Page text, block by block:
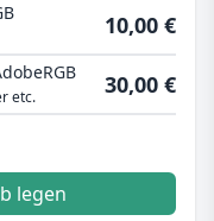
10,00 €
etc. 30,00 €
legen